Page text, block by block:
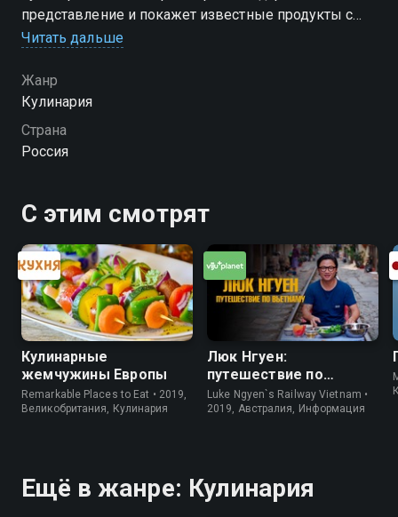
представление и покажет известные продукты с
новой стороны. Уходим от банальности, берём
кулинарный кругозор!
Посмотреть онлайн сезон сериала Небанальная
кухня Павлова вы можете совершенно бесплатно в
Читать дальше
Жанр
Кулинария
Страна
Россия
С этим смотрят
Кулинарные
жемчужины Европы
Remarkable Places to Eat • 2019,
Великобритания, Кулинария
Люк Нгуен:
путешествие по
Вьетнаму
Luke Ngyen`s Railway Vietnam •
2019, Австралия, Информация
Ещё в жанре: Кулинария